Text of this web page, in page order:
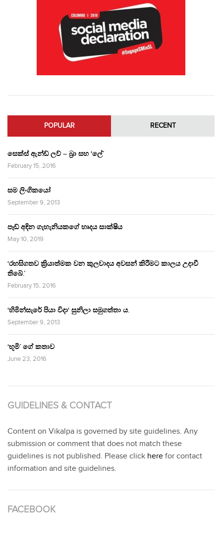
POPULAR RECENT
සෙක්ස් ඇන්ඩ් ලව් – බ්‍රා සහ ‘ලේ’
February 15, 2016
සම ලිංගිකයෝ
September 9, 2013
පෑඩ් අඳින ගැහැනියකගේ හෘදය සාක්ෂිය
May 10, 2019
‘රහසිගතව ක්‍රියාත්මක වන කුලවාදය අවසන් කිරීමට කාලය උදාවී
තිබේ.’
February 15, 2016
‘හිමින්සැරේ පියා විදා‘ සුනිලා සමුගත්තා ය.
September 9, 2013
‘භූමි’ ගේ කතාව
June 23, 2016
GUIDELINES & CONTACT
Content on Vikalpa is governed by site guidelines. Any
submission or comment that does not match these
guidelines is not published. Please click here for contact
information and site guidelines.
FACEBOOK